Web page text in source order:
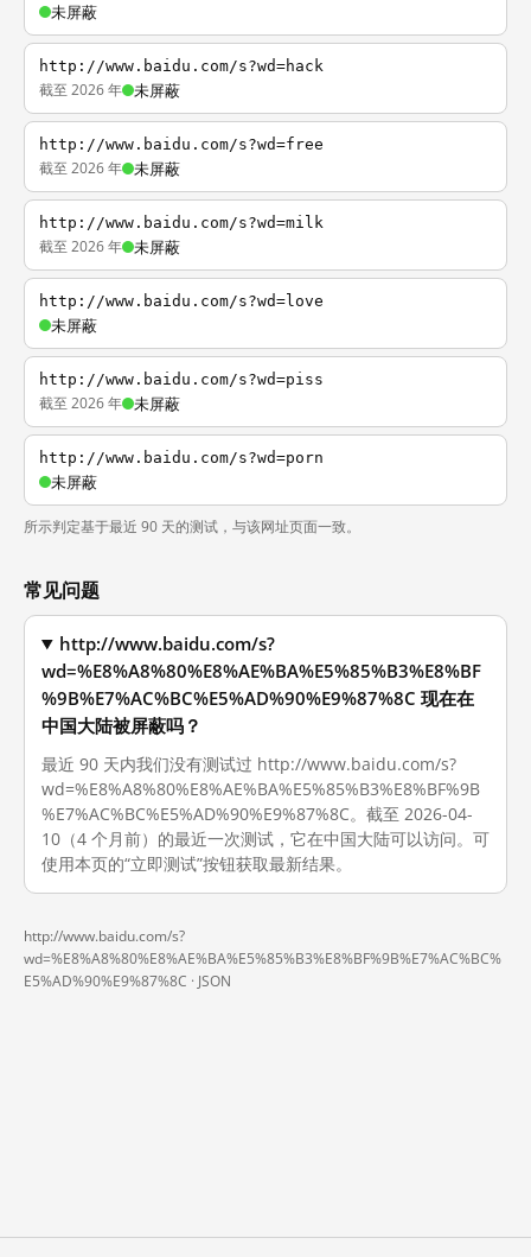
未屏蔽
http://www.baidu.com/s?wd=hack
截至 2026 年 未屏蔽
http://www.baidu.com/s?wd=free
截至 2026 年 未屏蔽
http://www.baidu.com/s?wd=milk
截至 2026 年 未屏蔽
http://www.baidu.com/s?wd=love
未屏蔽
http://www.baidu.com/s?wd=piss
截至 2026 年 未屏蔽
http://www.baidu.com/s?wd=porn
未屏蔽
所示判定基于最近 90 天的测试，与该网址页面一致。
常见问题
http://www.baidu.com/s?
wd=%E8%A8%80%E8%AE%BA%E5%85%B3%E8%BF
%9B%E7%AC%BC%E5%AD%90%E9%87%8C 现在在
中国大陆被屏蔽吗？
最近 90 天内我们没有测试过 http://www.baidu.com/s?
wd=%E8%A8%80%E8%AE%BA%E5%85%B3%E8%BF%9B
%E7%AC%BC%E5%AD%90%E9%87%8C。截至 2026-04-
10（4 个月前）的最近一次测试，它在中国大陆可以访问。可
使用本页的“立即测试”按钮获取最新结果。
http://www.baidu.com/s?
wd=%E8%A8%80%E8%AE%BA%E5%85%B3%E8%BF%9B%E7%AC%BC%
E5%AD%90%E9%87%8C · JSON